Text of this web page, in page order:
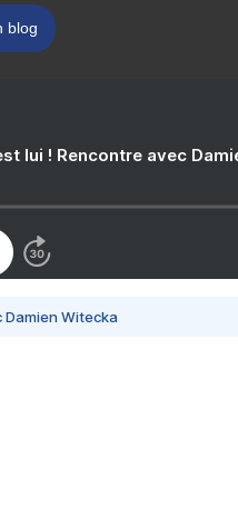
blog
lui ! Rencontre avec
Damien Witecka